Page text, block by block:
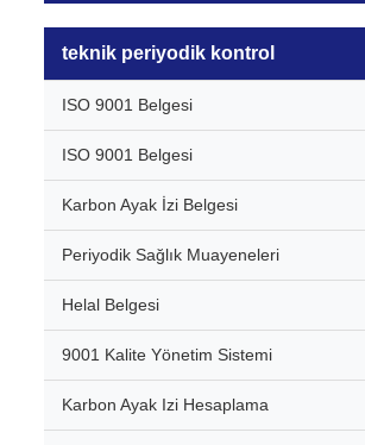
teknik periyodik kontrol
ISO 9001 Belgesi
ISO 9001 Belgesi
Karbon Ayak İzi Belgesi
Periyodik Sağlık Muayeneleri
Helal Belgesi
9001 Kalite Yönetim Sistemi
Karbon Ayak Izi Hesaplama